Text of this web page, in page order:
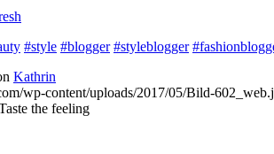
#style #blogger #styleblogger
Kathrin
wp-content/uploads/2017/05/Bild-
the feeling